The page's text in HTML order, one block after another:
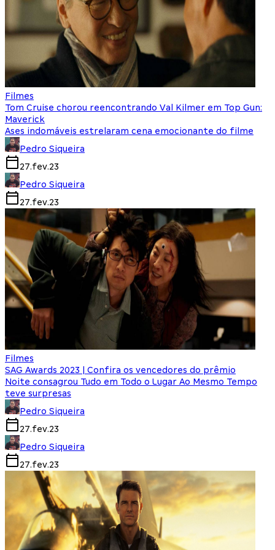
Filmes
Tom Cruise chorou reencontrando Val Kilmer em Top Gun:
Maverick
Ases indomáveis estrelaram cena emocionante do filme
Pedro Siqueira
27.fev.23
Pedro Siqueira
27.fev.23
Filmes
SAG Awards 2023 | Confira os vencedores do prêmio
Noite consagrou Tudo em Todo o Lugar Ao Mesmo Tempo
teve surpresas
Pedro Siqueira
27.fev.23
Pedro Siqueira
27.fev.23